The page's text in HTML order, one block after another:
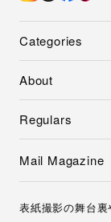
Categories
About
Regulars
Mail Magazine
表紙撮影の舞台裏